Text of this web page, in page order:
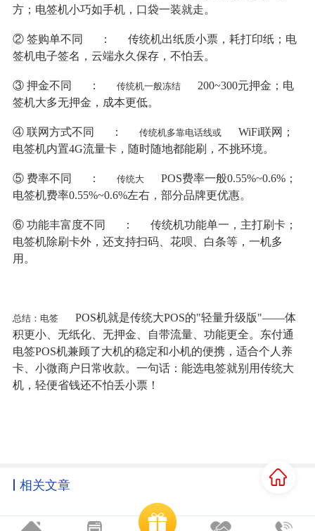
方；电签机小巧如手机，口袋一装就走。
② 签购单不同 ：
传统机出纸质小票，耗打印纸；电
签机电子签名，云端永久保存，不怕丢。
③ 押金不同 ： 传统机一般冻结
200~300元押金；电
签机大多无押金，成本更低。
④ 联网方式不同 ： 传统机多靠电话线或
WiFi联网；
电签机内置4G流量卡，随时随地都能刷，不挑环境。
⑤ 费率不同 ： 传统大
POS费率一般0.55%~0.6%；
电签机费率0.55%~0.6%左右，部分品牌更优惠。
⑥ 功能丰富度不同 ：
传统机功能单一，主打刷卡；
电签机除刷卡外，还支持扫码、花呗、白条等，一机多
用。
总结：电签
POS机就是传统大POS的"轻量升级版"——体
积更小、无纸化、无押金、自带流量、功能更全。东付通
电签POS机兼顾了大机的稳定和小机的便携，适合个人养
卡、小微商户日常收款。一句话：能选电签就别用传统大
机，轻便省钱还不怕丢小票！
相关文章